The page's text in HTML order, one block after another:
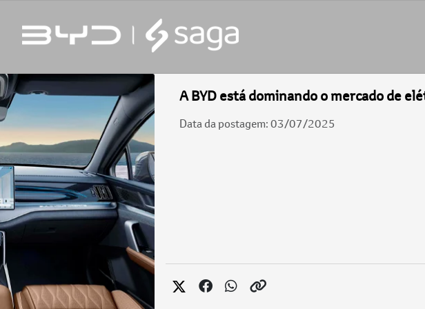
A BYD está dominando o mercado de
Data da postagem: 03/07/2025